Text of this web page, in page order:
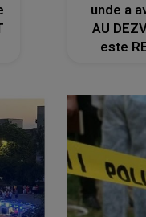
unde a
AU
este